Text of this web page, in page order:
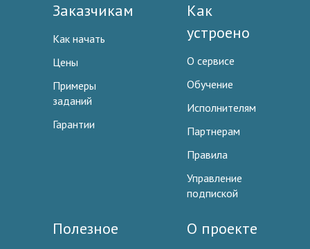
Заказчикам
Как начать
Цены
Примеры
заданий
Гарантии
Как
устроено
О сервисе
Обучение
Исполнителям
Партнерам
Правила
Управление
подпиской
Полезное О проекте